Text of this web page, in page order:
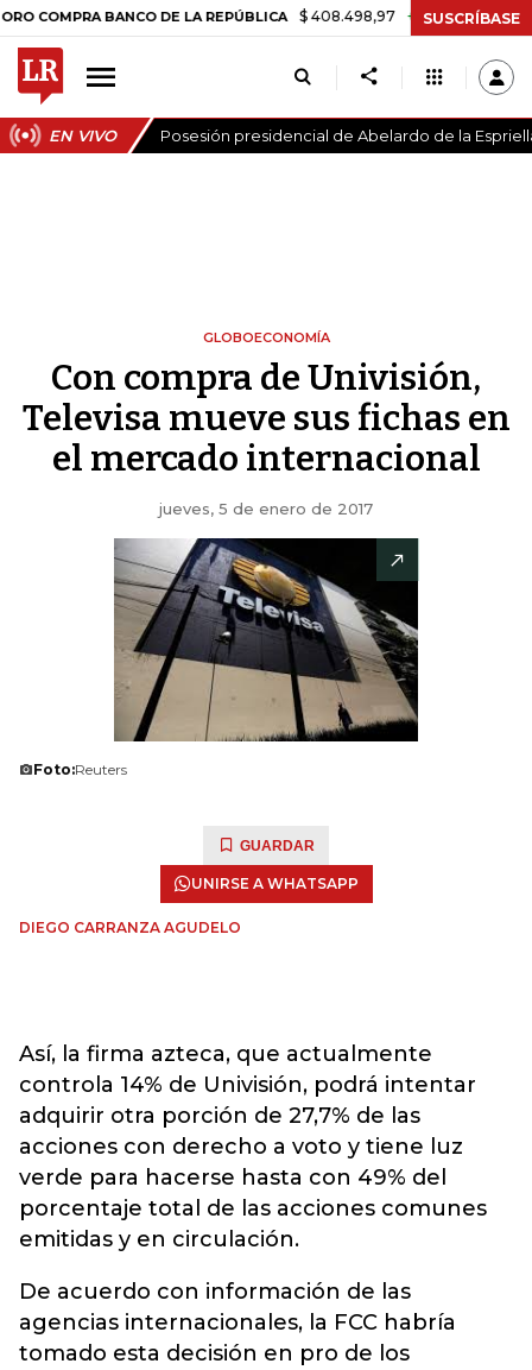
BANCO DE LA REPÚBLICA $ 408.498,97 +$ 8.753,81 +2,19%
SUSCRÍBASE
EN VIVO Posesión presidencial de Abelardo de la
GLOBOECONOMÍA
Con compra de Univisión,
Televisa mueve sus fichas en
el mercado internacional
jueves, 5 de enero de 2017
Foto:Reuters
GUARDAR
UNIRSE A WHATSAPP
DIEGO CARRANZA AGUDELO
Así, la firma azteca, que actualmente
controla 14% de Univisión, podrá intentar
adquirir otra porción de 27,7% de las
acciones con derecho a voto y tiene luz
verde para hacerse hasta con 49% del
porcentaje total de las acciones comunes
emitidas y en circulación.
De acuerdo con información de las
agencias internacionales, la FCC habría
tomado esta decisión en pro de los